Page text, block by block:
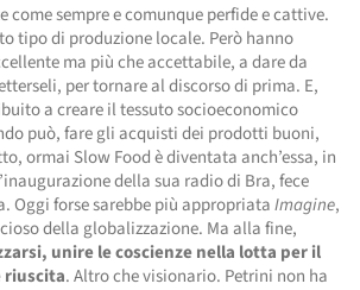
sempre e comunque perfide e cattive.
tipo di produzione locale. Però hanno
ma più che accettabile, a dare da
per tornare al discorso di prima. E,
a creare il tessuto socioeconomico
può, fare gli acquisti dei prodotti buoni,
ormai Slow Food è diventata anch’essa, in
della sua radio di Bra, fece
Oggi forse sarebbe più appropriataImagine,
della globalizzazione. Ma alla fine,
unire le coscienze nella lotta per il
riuscita. Altro che visionario. Petrini non ha